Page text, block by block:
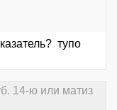
тупо
14-ю или матиз